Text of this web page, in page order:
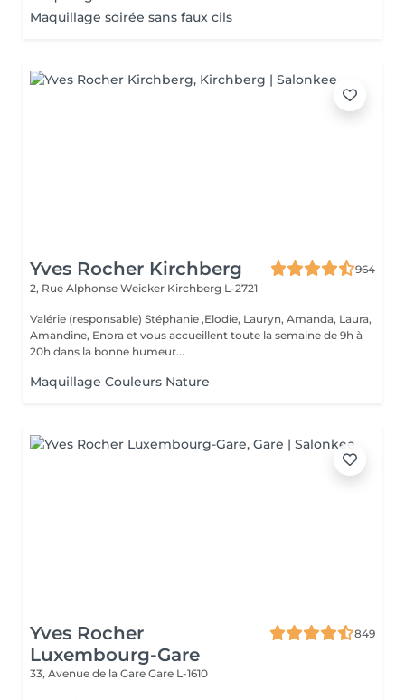
Maquillage soirée sans faux cils
Yves Rocher Kirchberg
964
2, Rue Alphonse Weicker Kirchberg L-2721
Valérie (responsable) Stéphanie ,Elodie, Lauryn, Amanda, Laura,
Amandine, Enora et vous accueillent toute la semaine de 9h à
20h dans la bonne humeur...
Maquillage Couleurs Nature
Yves Rocher
Luxembourg-Gare
849
33, Avenue de la Gare Gare L-1610